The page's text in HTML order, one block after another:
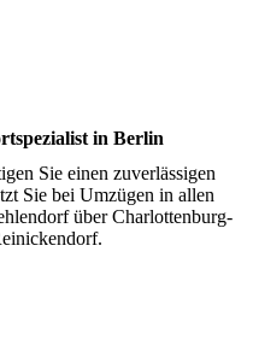
in Berlin
Sie einen zuverlässigen
Sie bei Umzügen in allen
über Charlottenburg-